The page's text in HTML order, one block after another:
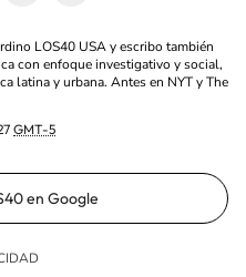
LOS40 USA y escribo también
con enfoque investigativo y social,
latina y urbana. Antes en NYT y The
GMT-5
en Google